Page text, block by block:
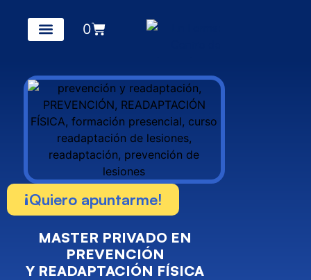
0
¡Quiero apuntarme!
MASTER PRIVADO EN
PREVENCIÓN
Y READAPTACIÓN FÍSICA